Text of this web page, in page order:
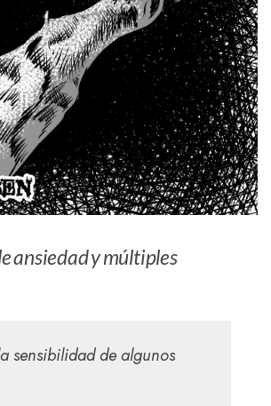
ansiedad y múltiples
sensibilidad de algunos